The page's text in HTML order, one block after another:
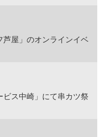
屋」のオンラインイベ
ス中崎」にて串カツ祭